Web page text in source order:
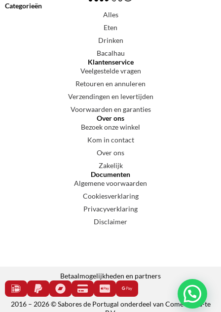
Categorieën
Alles
Eten
Drinken
Bacalhau
Klantenservice
Veelgestelde vragen
Retouren en annuleren
Verzendingen en levertijden
Voorwaarden en garanties
Over ons
Bezoek onze winkel
Kom in contact
Over ons
Zakelijk
Documenten
Algemene voorwaarden
Cookiesverklaring
Privacyverklaring
Disclaimer
Betaalmogelijkheden en partners
2016 – 2026 © Sabores de Portugal onderdeel van Come e cala-te